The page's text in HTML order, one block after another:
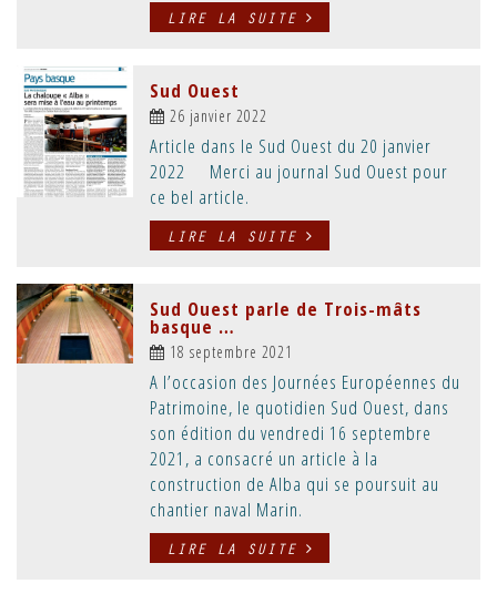
LIRE LA SUITE
Sud Ouest
26 janvier 2022
Article dans le Sud Ouest du 20 janvier
2022 Merci au journal Sud Ouest pour
ce bel article.
LIRE LA SUITE
Sud Ouest parle de Trois-mâts
basque …
18 septembre 2021
A l’occasion des Journées Européennes du
Patrimoine, le quotidien Sud Ouest, dans
son édition du vendredi 16 septembre
2021, a consacré un article à la
construction de Alba qui se poursuit au
chantier naval Marin.
LIRE LA SUITE